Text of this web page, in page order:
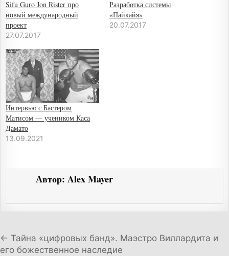
Sifu Guro Jon Rister про
новый международный
проект
27.07.2017
Разработка системы
«Пайкайя»
20.07.2017
Интервью с Бастером
Матисом — учеником Каса
Дамато
13.09.2021
Автор:Alex Mayer
Навигация по записям
← Тайна «цифровых банд». Маэстро Виллардита и
его божественное наследие